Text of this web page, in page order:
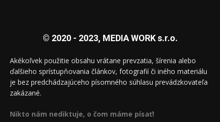
© 2020 - 2023, MEDIA WORK s.r.o.
Akékoľvek použitie obsahu vrátane prevzatia, šírenia alebo
ďalšieho sprístupňovania článkov, fotografií či iného materiálu
je bez predchádzajúceho písomného súhlasu prevádzkovateľa
zakázané.
Nikto nám nediktuje, o čom máme písať!